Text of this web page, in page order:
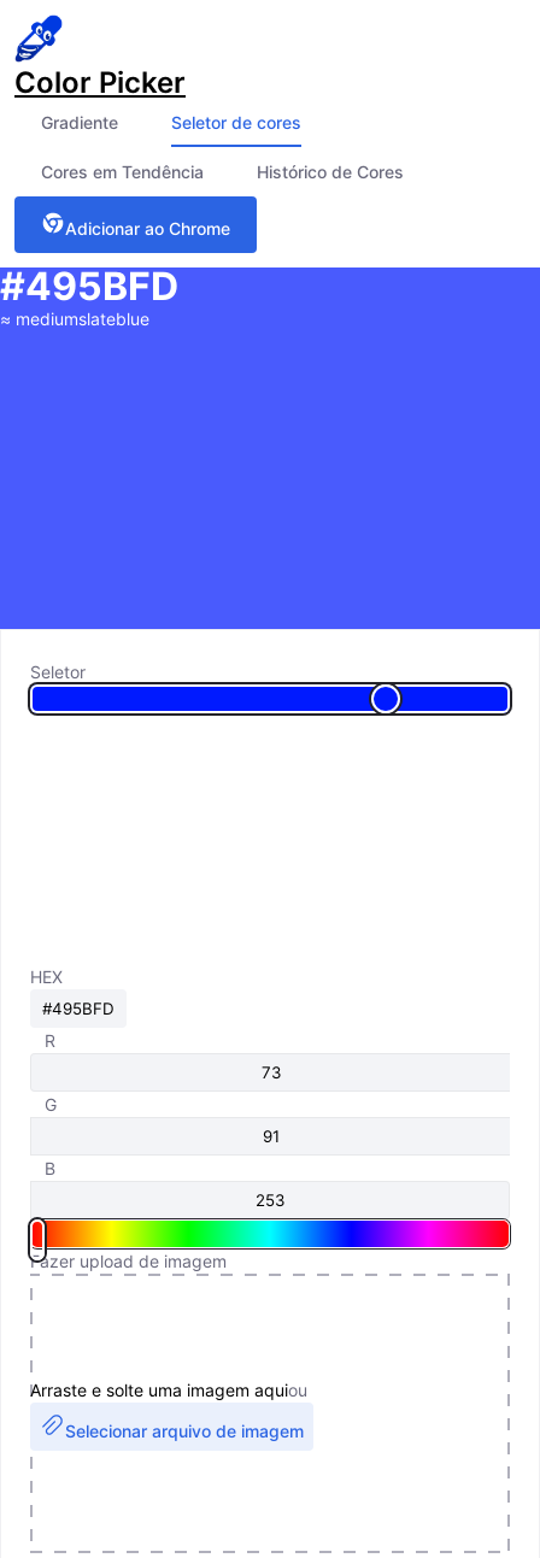
Color Picker
Gradiente Seletor de cores
Cores em Tendência Histórico de Cores
Adicionar ao Chrome
#495BFD
≈ mediumslateblue
Seletor
HEX
R
G
B
Fazer upload de imagem
Arraste e solte uma imagem aquiou
Selecionar arquivo de imagem